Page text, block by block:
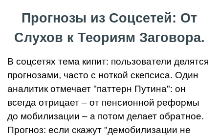
Прогнозы из Соцсетей: От
Слухов к Теориям Заговора.
В соцсетях тема кипит: пользователи делятся
прогнозами, часто с ноткой скепсиса. Один
аналитик отмечает "паттерн Путина": он
всегда отрицает – от пенсионной реформы
до мобилизации – а потом делает обратное.
Прогноз: если скажут "демобилизации не